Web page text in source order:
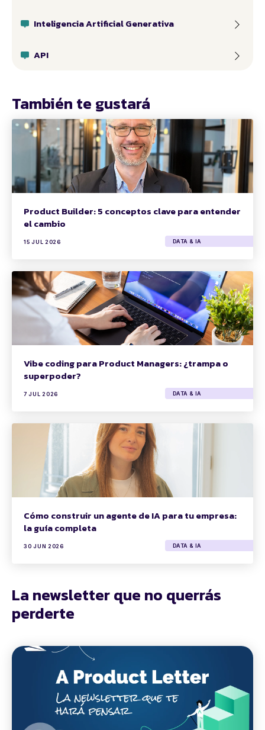
Inteligencia Artificial Generativa
API
También te gustará
Product Builder: 5 conceptos clave para entender
el cambio
15 JUL 2026 DATA & IA
Vibe coding para Product Managers: ¿trampa o
superpoder?
7 JUL 2026 DATA & IA
Cómo construir un agente de IA para tu empresa:
la guía completa
30 JUN 2026 DATA & IA
La newsletter que no querrás
perderte